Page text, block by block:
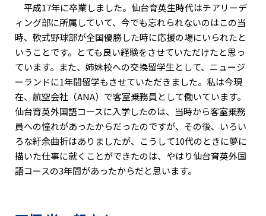
平成17年に卒業しました。仙台育英生時代はチアリーデ
ィング部に所属していて、今でも忘れられないのはこの当
時、軟式野球部が全国優勝した時に応援の場にいられたと
いうことです。とても良い経験をさせていただけたと思っ
ています。また、姉妹校への交換留学生として、ニュージ
ーランドに1年間留学もさせていただきました。私は今現
在、航空会社（ANA）で客室乗務員として働いています。
仙台育英外国語コースに入学したのは、当時から客室乗務
員への憧れがあったからだったのですが、その後、いろい
ろな紆余曲折はありましたが、こうして10代のときに夢に
描いた仕事に就くことができたのは、やはり仙台育英外国
語コースの3年間があったからだと思います。